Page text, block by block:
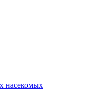
насекомых